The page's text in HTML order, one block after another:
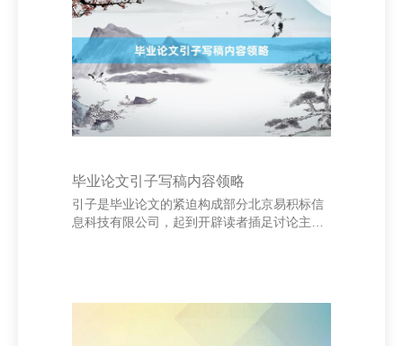
结重心中小学的房源，备受家长深爱。而高新
区、天府新区等新兴区域则因新址供应增多，
二手房价涨幅相对暄和。 值得留神的是，跟着
计策握续优化，购房者的不雅望情绪有所缓
解，
毕业论文引子写稿内容领略
引子是毕业论文的紧迫构成部分北京易积标信
息科技有限公司，起到开辟读者插足讨论主题